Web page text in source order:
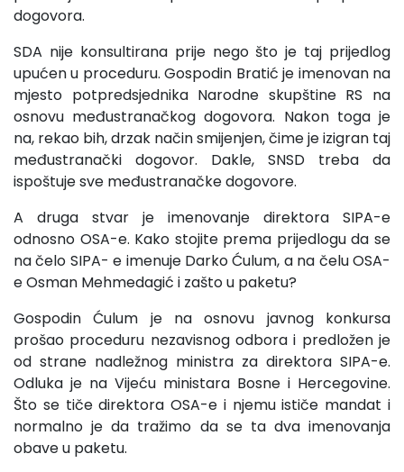
dogovora.
SDA nije konsultirana prije nego što je taj prijedlog
upućen u proceduru. Gospodin Bratić je imenovan na
mjesto potpredsjednika Narodne skupštine RS na
osnovu međustranačkog dogovora. Nakon toga je
na, rekao bih, drzak način smijenjen, čime je izigran taj
međustranački dogovor. Dakle, SNSD treba da
ispoštuje sve međustranačke dogovore.
A druga stvar je imenovanje direktora SIPA-e
odnosno OSA-e. Kako stojite prema prijedlogu da se
na čelo SIPA- e imenuje Darko Ćulum, a na čelu OSA-
e Osman Mehmedagić i zašto u paketu?
Gospodin Ćulum je na osnovu javnog konkursa
prošao proceduru nezavisnog odbora i predložen je
od strane nadležnog ministra za direktora SIPA-e.
Odluka je na Vijeću ministara Bosne i Hercegovine.
Što se tiče direktora OSA-e i njemu ističe mandat i
normalno je da tražimo da se ta dva imenovanja
obave u paketu.